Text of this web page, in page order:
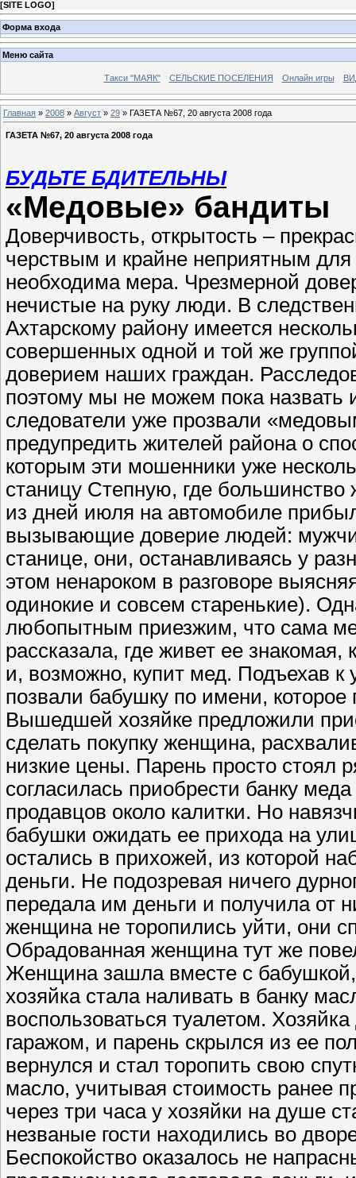
[SITE LOGO]
Форма входа
Меню сайта
Такси "МАЯК" СЕЛЬСКИЕ ПОСЕЛЕНИЯ Онлайн игры
Главная » 2008 » Август » 29 » ГАЗЕТА №67, 20 августа 2008 года
ГАЗЕТА №67, 20 августа 2008 года
БУДЬТЕ БДИТЕЛЬНЫ
«Медовые» бандиты
Доверчивость, открытость –
черствым и крайне неприятным
необходима мера. Чрезмерной
нечистые на руку люди. В
Ахтарскому району имеется
совершенных одной и той же
доверием наших граждан.
поэтому мы не можем пока назвать
следователи уже прозвали
предупредить жителей района о
которым эти мошенники уже
станицу Степную, где большинство
из дней июля на автомобиле
вызывающие доверие людей:
станице, они, останавливаясь у
этом ненароком в разговоре
одинокие и совсем старенькие).
любопытным приезжим, что сама
рассказала, где живет ее
и, возможно, купит мед. Подъехав к
позвали бабушку по имени,
Вышедшей хозяйке предложили
сделать покупку женщина,
низкие цены. Парень просто стоял
согласилась приобрести банку
продавцов около калитки. Но
бабушки ожидать ее прихода на
остались в прихожей, из которой
деньги. Не подозревая ничего
передала им деньги и получила от
женщина не торопились уйти, они
Обрадованная женщина тут же
Женщина зашла вместе с бабушкой,
хозяйка стала наливать в банку
воспользоваться туалетом.
гаражом, и парень скрылся из ее
вернулся и стал торопить свою
масло, учитывая стоимость ранее
через три часа у хозяйки на душе
незваные гости находились во
Беспокойство оказалось не